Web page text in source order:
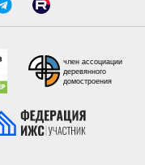
член ассоциации
деревянного
домостроения